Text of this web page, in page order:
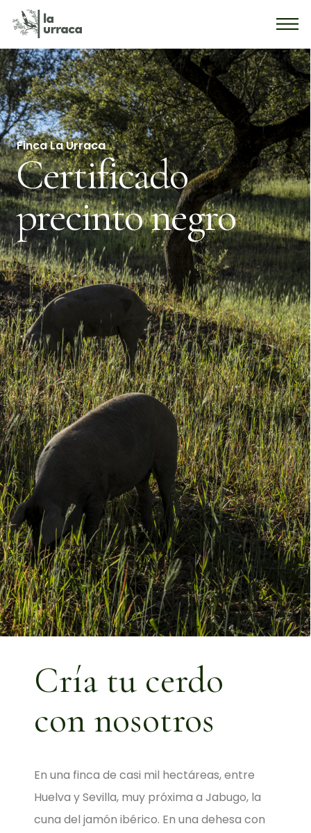
Certificado
precinto negro
Finca La Urraca
Cría tu cerdo
con nosotros
En una finca de casi mil hectáreas, entre
Huelva y Sevilla, muy próxima a Jabugo, la
cuna del jamón ibérico. En una dehesa con